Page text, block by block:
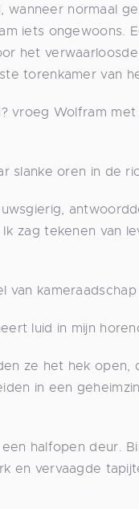
wanneer normaal
iets ongewoons.
het
torenkamer van
vroeg Wolfram
slanke oren in de
zag tekenen van
van
luid in mijn
ze het hek
in een
halfopen deur.
en vervaagde